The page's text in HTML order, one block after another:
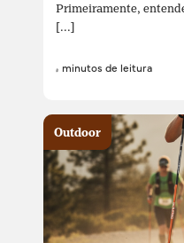
Primeiramente,
[...]
4 minutos de leitura
Outdoor